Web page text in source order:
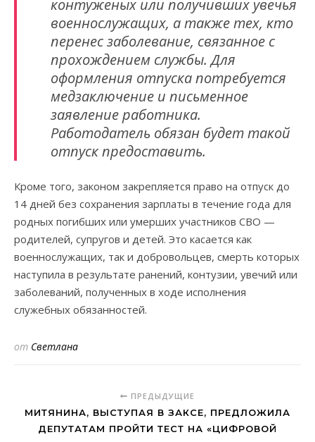
контуженых или получивших увечья
военнослужащих, а также тех, кто
перенес заболевание, связанное с
прохождением службы. Для
оформления отпуска потребуется
медзаключение и письменное
заявление работника.
Работодатель обязан будет такой
отпуск предоставить.
Кроме того, законом закрепляется право на отпуск до
14 дней без сохранения зарплаты в течение года для
родных погибших или умерших участников СВО —
родителей, супругов и детей. Это касается как
военнослужащих, так и добровольцев, смерть которых
наступила в результате ранений, контузии, увечий или
заболеваний, полученных в ходе исполнения
служебных обязанностей.
от Светлана
ПРЕДЫДУЩИЕ
МИТЯНИНА, ВЫСТУПАЯ В ЗАКСЕ, ПРЕДЛОЖИЛА
ДЕПУТАТАМ ПРОЙТИ ТЕСТ НА «ЦИФРОВОЙ